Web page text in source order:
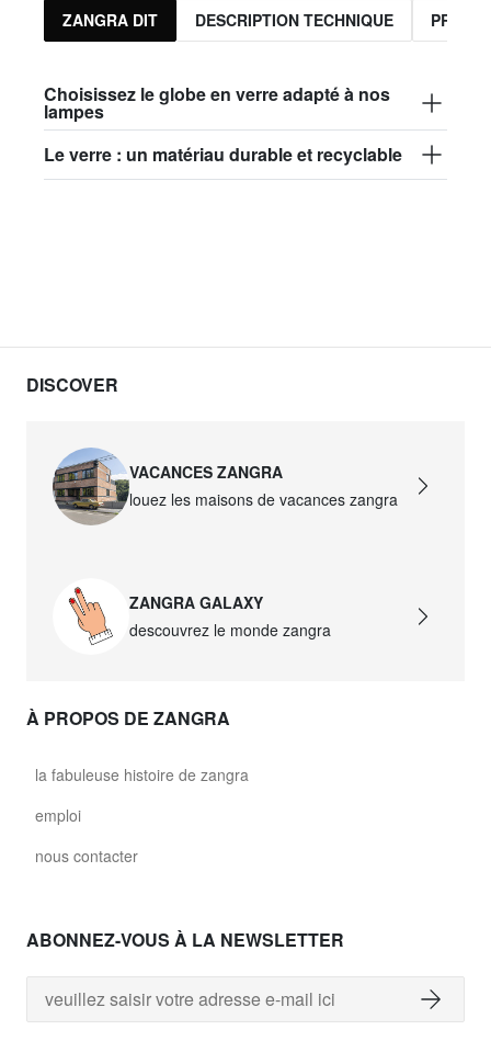
ZANGRA DIT DESCRIPTION TECHNIQUE
Choisissez le globe en verre adapté à nos
lampes
Le verre : un matériau durable et recyclable
DISCOVER
VACANCES ZANGRA
louez les maisons de vacances zangra
ZANGRA GALAXY
descouvrez le monde zangra
À PROPOS DE ZANGRA
la fabuleuse histoire de zangra
emploi
nous contacter
ABONNEZ-VOUS À LA NEWSLETTER